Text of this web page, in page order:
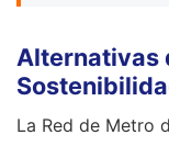
Alternativas
La Red de Metro